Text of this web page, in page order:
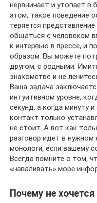
нервничает и утопает в
этом, такое поведение
теряется
общаться с человеком
к интервью в прессе, и
образом. Вы можете
другом, с родными.
знакомстве и не
Ваша задача
интуитивном уровне,
секунд, а когда минуту
контакт только
не стоит. А вот как
разговор идет в нужном
монологи, если вашему
Всегда помните о том,
«наваливать» море
Почему не